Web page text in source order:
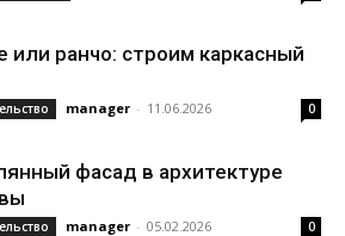
или ранчо: строим каркасный
manager - 11.06.2026 0
фасад в архитектуре
manager - 05.02.2026 0